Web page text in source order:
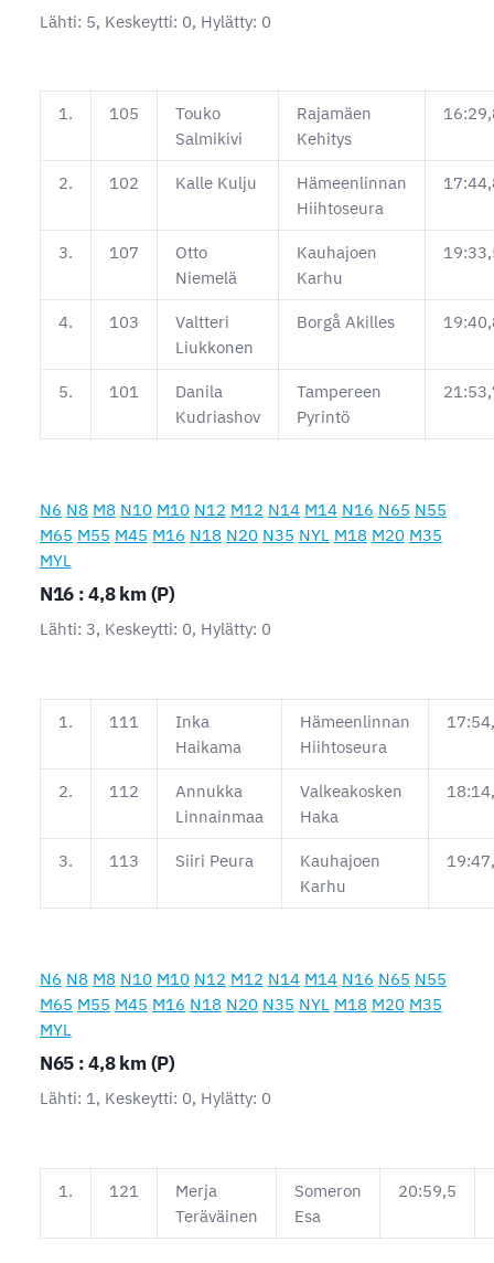
Lähti: 5, Keskeytti: 0, Hylätty: 0
1. 105
Touko
Salmikivi
Rajamäen
Kehitys
2. 102 Kalle Kulju
Hämeenlinnan
Hiihtoseura
3. 107
Otto
Niemelä
Kauhajoen
Karhu
4. 103
Valtteri
Liukkonen
Borgå Akilles
5. 101
Danila
Kudriashov
Tampereen
Pyrintö
N6 N8 M8 N10 M10 N12 M12 N14 M14 N16 N65 N55
M65 M55 M45 M16 N18 N20 N35 NYL M18 M20 M35
MYL
N16 : 4,8 km (P)
Lähti: 3, Keskeytti: 0, Hylätty: 0
1. 111
Inka
Haikama
Hämeenlinnan
Hiihtoseura
2. 112
Annukka
Linnainmaa
Valkeakosken
Haka
3. 113 Siiri Peura
Kauhajoen
Karhu
N6 N8 M8 N10 M10 N12 M12 N14 M14 N16 N65 N55
M65 M55 M45 M16 N18 N20 N35 NYL M18 M20 M35
MYL
N65 : 4,8 km (P)
Lähti: 1, Keskeytti: 0, Hylätty: 0
1. 121
Merja
Teräväinen
Someron
Esa
20:59,5